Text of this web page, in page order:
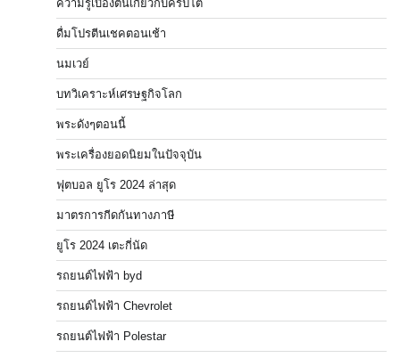
ความรู้เบื้องต้นเกี่ยวกับคริปโต
ดื่มโปรตีนเชคตอนเช้า
นมเวย์
บทวิเคราะห์เศรษฐกิจโลก
พระดังๆตอนนี้
พระเครื่องยอดนิยมในปัจจุบัน
ฟุตบอล ยูโร 2024 ล่าสุด
มาตรการกีดกันทางภาษี
ยูโร 2024 เตะกี่นัด
รถยนต์ไฟฟ้า byd
รถยนต์ไฟฟ้า Chevrolet
รถยนต์ไฟฟ้า Polestar